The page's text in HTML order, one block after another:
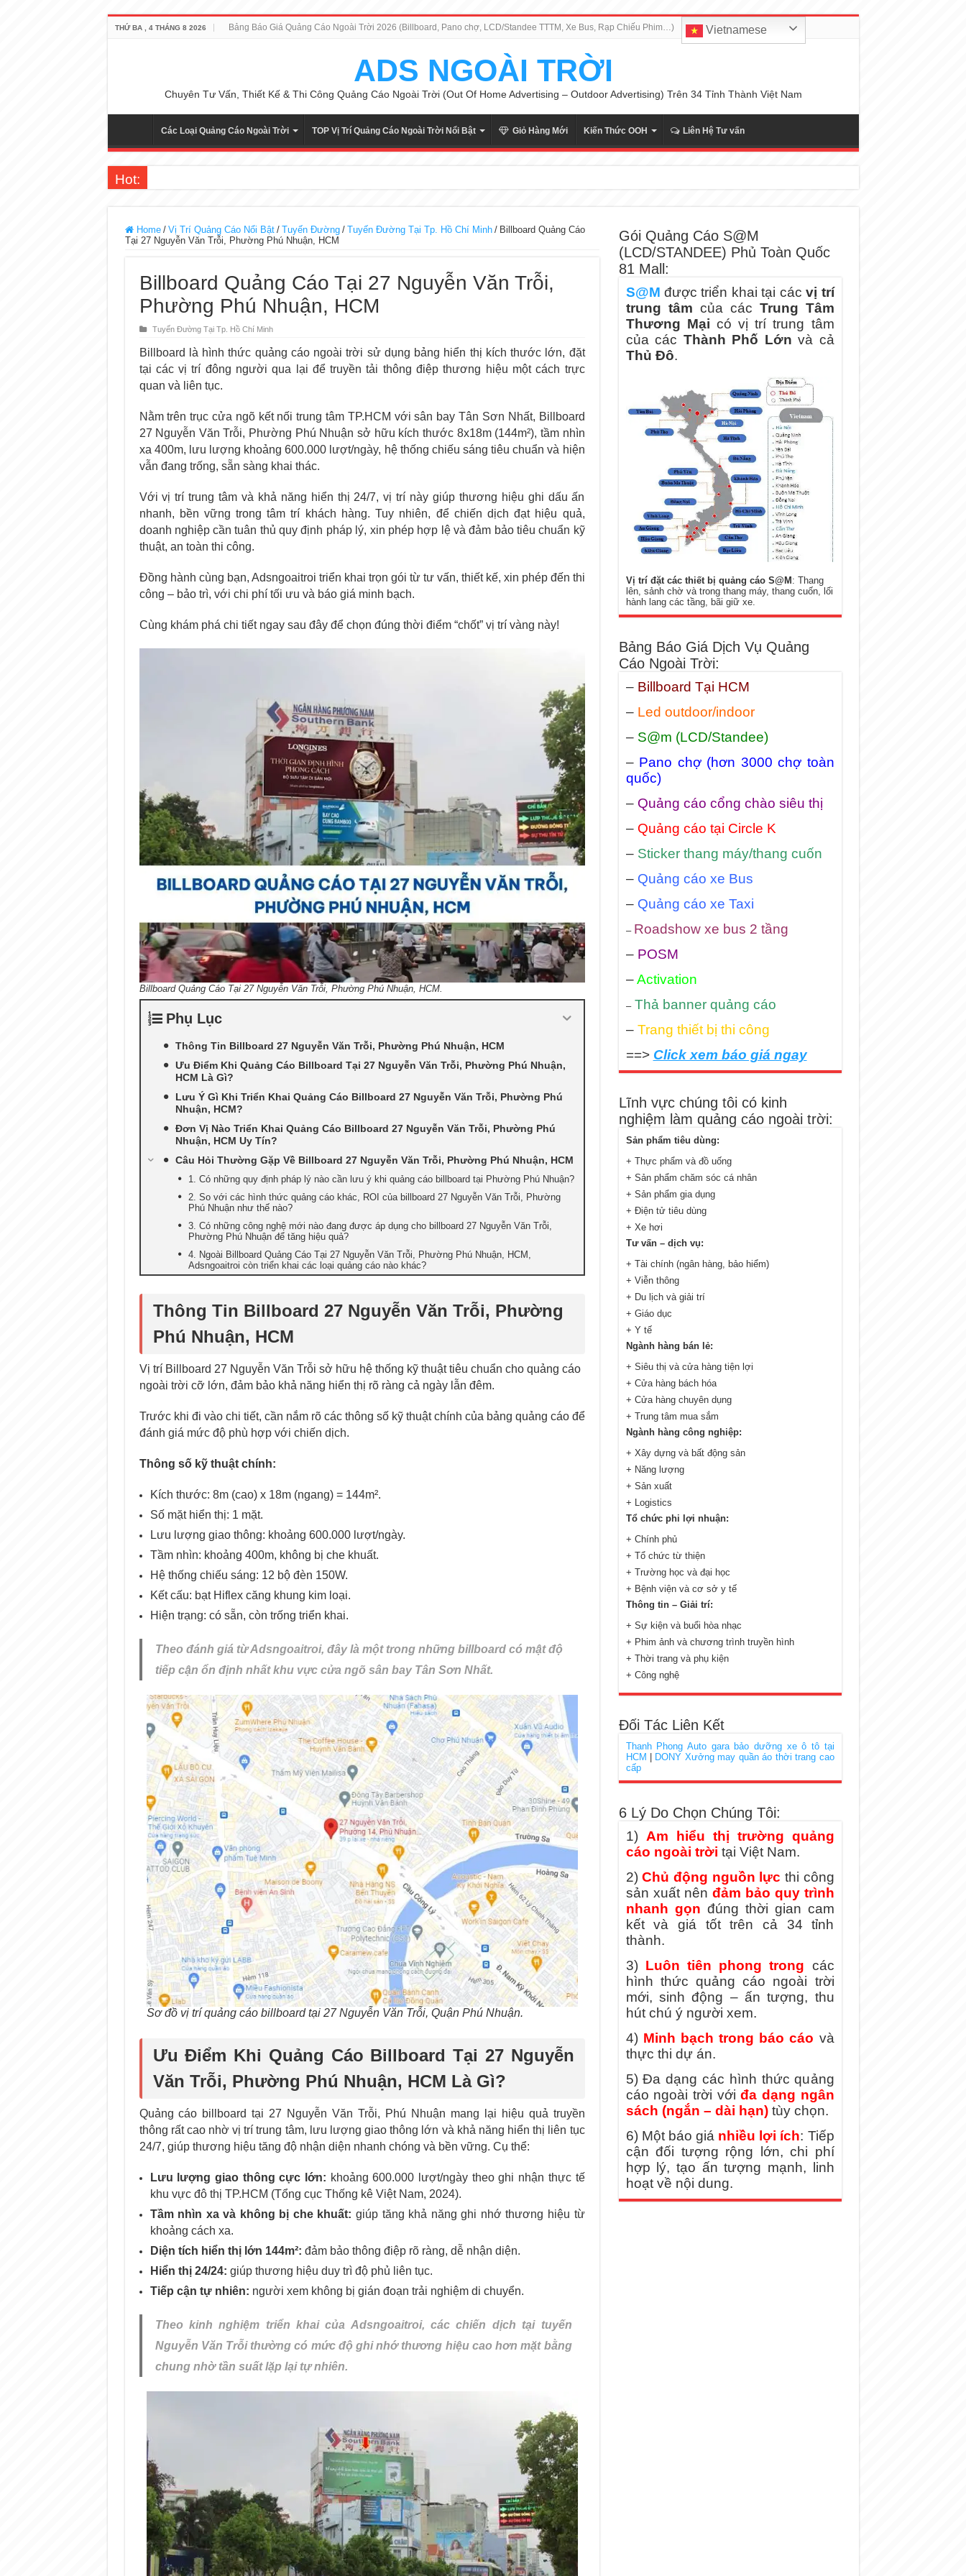
THỨ BA , 4 THÁNG 8 2026 Bảng Báo Giá Quảng Cáo Ngoài Trời 2026 (Billboard, Pano chợ, LCD/Standee TTTM, Xe Bus, Rạp Chiếu Phim…) Vietnamese
ADS NGOÀI TRỜI
Chuyên Tư Vấn, Thiết Kế & Thi Công Quảng Cáo Ngoài Trời (Out Of Home Advertising – Outdoor Advertising) Trên 34 Tỉnh Thành Việt Nam
Các Loại Quảng Cáo Ngoài Trời TOP Vị Trí Quảng Cáo Ngoài Trời Nổi Bật Giỏ Hàng Mới Kiến Thức OOH Liên Hệ Tư vấn
Hot:
Home / Vị Trí Quảng Cáo Nổi Bật / Tuyến Đường / Tuyến Đường Tại Tp. Hồ Chí Minh / Billboard Quảng Cáo
Tại 27 Nguyễn Văn Trỗi, Phường Phú Nhuận, HCM
Billboard Quảng Cáo Tại 27 Nguyễn Văn Trỗi,
Phường Phú Nhuận, HCM
Tuyến Đường Tại Tp. Hồ Chí Minh
Billboard là hình thức quảng cáo ngoài trời sử dụng bảng hiển thị kích thước lớn, đặt
tại các vị trí đông người qua lại để truyền tải thông điệp thương hiệu một cách trực
quan và liên tục.
Nằm trên trục cửa ngõ kết nối trung tâm TP.HCM với sân bay Tân Sơn Nhất, Billboard
27 Nguyễn Văn Trỗi, Phường Phú Nhuận sở hữu kích thước 8x18m (144m²), tầm nhìn
xa 400m, lưu lượng khoảng 600.000 lượt/ngày, hệ thống chiếu sáng tiêu chuẩn và hiện
vẫn đang trống, sẵn sàng khai thác.
Với vị trí trung tâm và khả năng hiển thị 24/7, vị trí này giúp thương hiệu ghi dấu ấn
nhanh, bền vững trong tâm trí khách hàng. Tuy nhiên, để chiến dịch đạt hiệu quả,
doanh nghiệp cần tuân thủ quy định pháp lý, xin phép hợp lệ và đảm bảo tiêu chuẩn kỹ
thuật, an toàn thi công.
Đồng hành cùng bạn, Adsngoaitroi triển khai trọn gói từ tư vấn, thiết kế, xin phép đến thi
công – bảo trì, với chi phí tối ưu và báo giá minh bạch.
Cùng khám phá chi tiết ngay sau đây để chọn đúng thời điểm “chốt” vị trí vàng này!
Billboard Quảng Cáo Tại 27 Nguyễn Văn Trỗi, Phường Phú Nhuận, HCM.
Phụ Lục
Thông Tin Billboard 27 Nguyễn Văn Trỗi, Phường Phú Nhuận, HCM
Ưu Điểm Khi Quảng Cáo Billboard Tại 27 Nguyễn Văn Trỗi, Phường Phú Nhuận,
HCM Là Gì?
Lưu Ý Gì Khi Triển Khai Quảng Cáo Billboard 27 Nguyễn Văn Trỗi, Phường Phú
Nhuận, HCM?
Đơn Vị Nào Triển Khai Quảng Cáo Billboard 27 Nguyễn Văn Trỗi, Phường Phú
Nhuận, HCM Uy Tín?
Câu Hỏi Thường Gặp Về Billboard 27 Nguyễn Văn Trỗi, Phường Phú Nhuận, HCM
1. Có những quy định pháp lý nào cần lưu ý khi quảng cáo billboard tại Phường Phú Nhuận?
2. So với các hình thức quảng cáo khác, ROI của billboard 27 Nguyễn Văn Trỗi, Phường
Phú Nhuận như thế nào?
3. Có những công nghệ mới nào đang được áp dụng cho billboard 27 Nguyễn Văn Trỗi,
Phường Phú Nhuận để tăng hiệu quả?
4. Ngoài Billboard Quảng Cáo Tại 27 Nguyễn Văn Trỗi, Phường Phú Nhuận, HCM,
Adsngoaitroi còn triển khai các loại quảng cáo nào khác?
Thông Tin Billboard 27 Nguyễn Văn Trỗi, Phường
Phú Nhuận, HCM
Vị trí Billboard 27 Nguyễn Văn Trỗi sở hữu hệ thống kỹ thuật tiêu chuẩn cho quảng cáo
ngoài trời cỡ lớn, đảm bảo khả năng hiển thị rõ ràng cả ngày lẫn đêm.
Trước khi đi vào chi tiết, cần nắm rõ các thông số kỹ thuật chính của bảng quảng cáo để
đánh giá mức độ phù hợp với chiến dịch.
Thông số kỹ thuật chính:
Kích thước: 8m (cao) x 18m (ngang) = 144m².
Số mặt hiển thị: 1 mặt.
Lưu lượng giao thông: khoảng 600.000 lượt/ngày.
Tầm nhìn: khoảng 400m, không bị che khuất.
Hệ thống chiếu sáng: 12 bộ đèn 150W.
Kết cấu: bạt Hiflex căng khung kim loại.
Hiện trạng: có sẵn, còn trống triển khai.
Theo đánh giá từ Adsngoaitroi, đây là một trong những billboard có mật độ
tiếp cận ổn định nhất khu vực cửa ngõ sân bay Tân Sơn Nhất.
Sơ đồ vị trí quảng cáo billboard tại 27 Nguyễn Văn Trỗi, Quận Phú Nhuận.
Ưu Điểm Khi Quảng Cáo Billboard Tại 27 Nguyễn
Văn Trỗi, Phường Phú Nhuận, HCM Là Gì?
Quảng cáo billboard tại 27 Nguyễn Văn Trỗi, Phú Nhuận mang lại hiệu quả truyền
thông rất cao nhờ vị trí trung tâm, lưu lượng giao thông lớn và khả năng hiển thị liên tục
24/7, giúp thương hiệu tăng độ nhận diện nhanh chóng và bền vững. Cụ thể:
Lưu lượng giao thông cực lớn: khoảng 600.000 lượt/ngày theo ghi nhận thực tế
khu vực đô thị TP.HCM (Tổng cục Thống kê Việt Nam, 2024).
Tầm nhìn xa và không bị che khuất: giúp tăng khả năng ghi nhớ thương hiệu từ
khoảng cách xa.
Diện tích hiển thị lớn 144m²: đảm bảo thông điệp rõ ràng, dễ nhận diện.
Hiển thị 24/24: giúp thương hiệu duy trì độ phủ liên tục.
Tiếp cận tự nhiên: người xem không bị gián đoạn trải nghiệm di chuyển.
Theo kinh nghiệm triển khai của Adsngoaitroi, các chiến dịch tại tuyến
Nguyễn Văn Trỗi thường có mức độ ghi nhớ thương hiệu cao hơn mặt bằng
chung nhờ tần suất lặp lại tự nhiên.
Gói Quảng Cáo S@M
(LCD/STANDEE) Phủ Toàn Quốc
81 Mall:
S@M được triển khai tại cácvị trí
trung tâm của các Trung Tâm
Thương Mại có vị trí trung tâm
của các Thành Phố Lớn và cả
Thủ Đô.
Vị trí đặt các thiết bị quảng cáo S@M : Thang
lên, sảnh chờ và trong thang máy, thang cuốn, lối
hành lang các tầng, bãi giữ xe.
Bảng Báo Giá Dịch Vụ Quảng
Cáo Ngoài Trời:
– Billboard Tại HCM
– Led outdoor/indoor
– S@m (LCD/Standee)
– Pano chợ (hơn 3000 chợ toàn
quốc)
– Quảng cáo cổng chào siêu thị
– Quảng cáo tại Circle K
– Sticker thang máy/thang cuốn
– Quảng cáo xe Bus
– Quảng cáo xe Taxi
– Roadshow xe bus 2 tầng
– POSM
–Activation
– Thả banner quảng cáo
– Trang thiết bị thi công
==> Click xem báo giá ngay
Lĩnh vực chúng tôi có kinh
nghiệm làm quảng cáo ngoài trời:
Sản phẩm tiêu dùng:
+ Thực phẩm và đồ uống
+ Sản phẩm chăm sóc cá nhân
+ Sản phẩm gia dụng
+ Điện tử tiêu dùng
+ Xe hơi
Tư vấn – dịch vụ:
+ Tài chính (ngân hàng, bảo hiểm)
+ Viễn thông
+ Du lịch và giải trí
+ Giáo dục
+ Y tế
Ngành hàng bán lẻ:
+ Siêu thị và cửa hàng tiện lợi
+ Cửa hàng bách hóa
+ Cửa hàng chuyên dụng
+ Trung tâm mua sắm
Ngành hàng công nghiệp:
+ Xây dựng và bất động sản
+ Năng lượng
+ Sản xuất
+ Logistics
Tổ chức phi lợi nhuận:
+ Chính phủ
+ Tổ chức từ thiện
+ Trường học và đại học
+ Bệnh viện và cơ sở y tế
Thông tin – Giải trí:
+ Sự kiện và buổi hòa nhạc
+ Phim ảnh và chương trình truyền hình
+ Thời trang và phụ kiện
+ Công nghệ
Đối Tác Liên Kết
Thanh Phong Auto gara bảo dưỡng xe ô tô tại
HCM
DONY Xưởng may quần áo thời trang cao
cấp
6 Lý Do Chọn Chúng Tôi:
1) Am hiểu thị trường quảng
cáo ngoài trời tại Việt Nam.
2)Chủ động nguồn lực thi công
sản xuất nên đảm bảo quy trình
nhanh gọn đúng thời gian cam
kết và giá tốt trên cả 34 tỉnh
thành.
3) Luôn tiên phong trong các
hình thức quảng cáo ngoài trời
mới, sinh động – ấn tượng, thu
hút chú ý người xem.
4) Minh bạch trong báo cáo và
thực thi dự án.
5) Đa dạng các hình thức quảng
cáo ngoài trời vớiđa dạng ngân
sách (ngắn – dài hạn)tùy chọn.
6) Một báo giá nhiều lợi ích: Tiếp
cận đối tượng rộng lớn, chi phí
hợp lý, tạo ấn tượng mạnh, linh
hoạt về nội dung.